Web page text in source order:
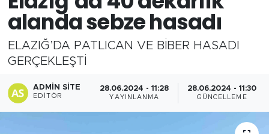
alanda sebze hasadı
ELAZIĞ’DA PATLICAN VE BİBER HASADI
GERÇEKLEŞTİ
ADMIN SITE
EDITÖR
28.06.2024 - 11:28
YAYINLANMA
28.06.2024 - 11:30
GÜNCELLEME
Karlıova
Adaklı-Kiğı
Yayladere-Yedisu
Süper Lig Puan Durumu ve Fikstür
Tüm Manşetler
Son Dakika Haberleri